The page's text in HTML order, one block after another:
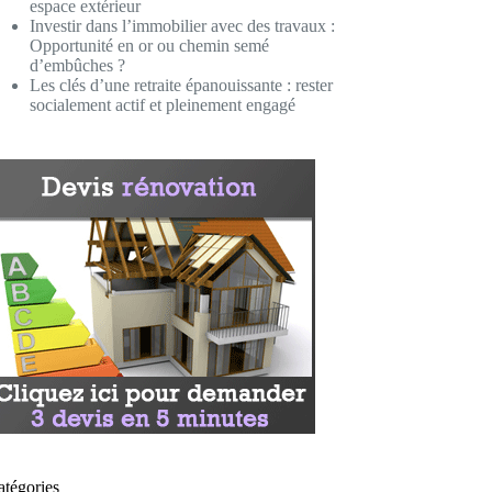
espace extérieur
Investir dans l’immobilier avec des travaux :
Opportunité en or ou chemin semé
d’embûches ?
Les clés d’une retraite épanouissante : rester
socialement actif et pleinement engagé